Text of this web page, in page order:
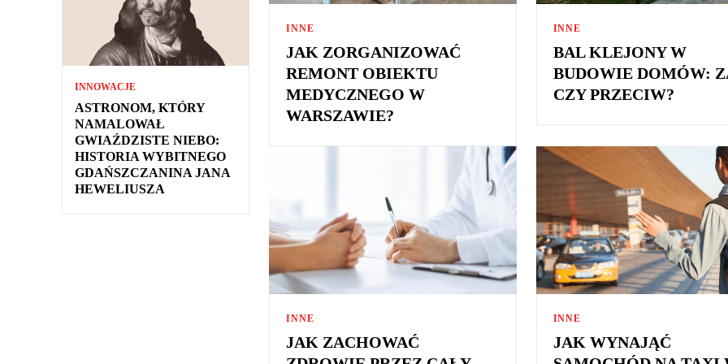
INNOWACJE
ASTRONOM, KTÓRY
NAMALOWAŁ
GWIAŹDZISTE NIEBO:
HISTORIA WYBITNEGO
GDAŃSZCZANINA JANA
HEWELIUSZA
INNE
JAK ZORGANIZOWAĆ
REMONT OBIEKTU
MEDYCZNEGO W
WARSZAWIE?
INNE
BAL KLEJONY W
BUDOWIE DOMÓW:
CZY PRZECIW?
INNE
JAK ZACHOWAĆ
INNE
JAK WYNAJĄĆ